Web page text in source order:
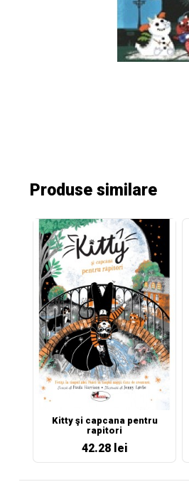
Produse similare
Kitty şi capcana pentru
rapitori
42.28 lei